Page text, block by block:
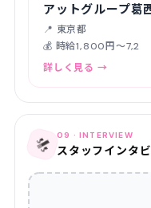
アットグループ葛
📍 東京都
💰 時給1,800円〜7,2
詳しく見る →
🎤 09 · INTERVIEW
スタッフインタ